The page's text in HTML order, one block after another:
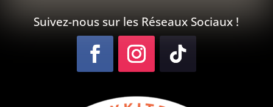
Suivez-nous sur les Réseaux Sociaux !